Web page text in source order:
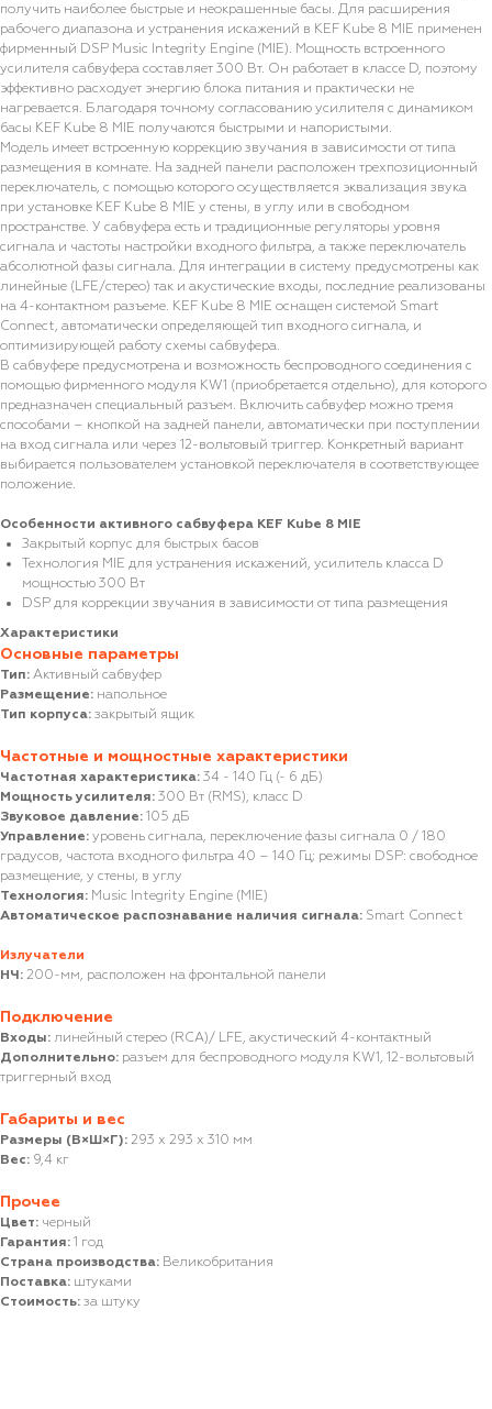
получить наиболее быстрые и неокрашенные басы. Для расширения
рабочего диапазона и устранения искажений в KEF Kube 8 MIE применен
фирменный DSP Music Integrity Engine (MIE). Мощность встроенного
усилителя сабвуфера составляет 300 Вт. Он работает в классе D, поэтому
эффективно расходует энергию блока питания и практически не
нагревается. Благодаря точному согласованию усилителя с динамиком
басы KEF Kube 8 MIE получаются быстрыми и напористыми.
Модель имеет встроенную коррекцию звучания в зависимости от типа
размещения в комнате. На задней панели расположен трехпозиционный
переключатель, с помощью которого осуществляется эквализация звука
при установке KEF Kube 8 MIE у стены, в углу или в свободном
пространстве. У сабвуфера есть и традиционные регуляторы уровня
сигнала и частоты настройки входного фильтра, а также переключатель
абсолютной фазы сигнала. Для интеграции в систему предусмотрены как
линейные (LFE/стерео) так и акустические входы, последние реализованы
на 4-контактном разъеме. KEF Kube 8 MIE оснащен системой Smart
Connect, автоматически определяющей тип входного сигнала, и
оптимизирующей работу схемы сабвуфера.
В сабвуфере предусмотрена и возможность беспроводного соединения с
помощью фирменного модуля KW1 (приобретается отдельно), для которого
предназначен специальный разъем. Включить сабвуфер можно тремя
способами – кнопкой на задней панели, автоматически при поступлении
на вход сигнала или через 12-вольтовый триггер. Конкретный вариант
выбирается пользователем установкой переключателя в соответствующее
положение.
Особенности активного сабвуфера KEF Kube 8 MIE
Закрытый корпус для быстрых басов
Технология MIE для устранения искажений, усилитель класса D
мощностью 300 Вт
DSP для коррекции звучания в зависимости от типа размещения
Характеристики
Основные параметры
Тип: Активный сабвуфер
Размещение: напольное
Тип корпуса: закрытый ящик
Частотные и мощностные характеристики
Частотная характеристика: 34 - 140 Гц (- 6 дБ)
Мощность усилителя: 300 Вт (RMS), класс D
Звуковое давление: 105 дБ
Управление: уровень сигнала, переключение фазы сигнала 0 / 180
градусов, частота входного фильтра 40 – 140 Гц; режимы DSP: свободное
размещение, у стены, в углу
Технология: Music Integrity Engine (MIE)
Автоматическое распознавание наличия сигнала: Smart Connect
Излучатели
НЧ: 200-мм, расположен на фронтальной панели
Подключение
Входы: линейный стерео (RCA)/ LFE, акустический 4-контактный
Дополнительно: разъем для беспроводного модуля KW1, 12-вольтовый
триггерный вход
Габариты и вес
Размеры (В×Ш×Г): 293 x 293 x 310 мм
Вес: 9,4 кг
Прочее
Цвет: черный
Гарантия: 1 год
Страна производства: Великобритания
Поставка: штуками
Стоимость: за штуку